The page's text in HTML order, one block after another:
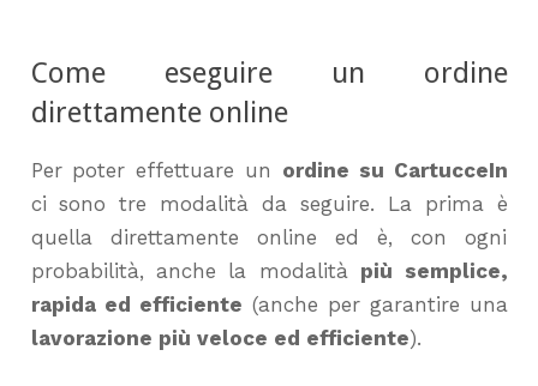
Come eseguire un ordine
direttamente online
Per poter effettuare un ordine su CartucceIn
ci sono tre modalità da seguire. La prima è
quella direttamente online ed è, con ogni
probabilità, anche la modalità più semplice,
rapida ed efficiente (anche per garantire una
lavorazione più veloce ed efficiente).